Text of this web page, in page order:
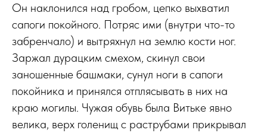
Он наклонился над гробом, цепко выхватил
сапоги покойного. Потряс ими (внутри что-то
забренчало) и вытряхнул на землю кости ног.
Заржал дурацким смехом, скинул свои
заношенные башмаки, сунул ноги в сапоги
покойника и принялся отплясывать в них на
краю могилы. Чужая обувь была Витьке явно
велика, верх голенищ с раструбами прикрывал